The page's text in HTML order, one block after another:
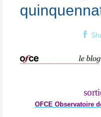
OFCE Observatoire